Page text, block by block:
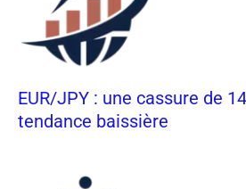
EUR/JPY : une cassure de
tendance baissière